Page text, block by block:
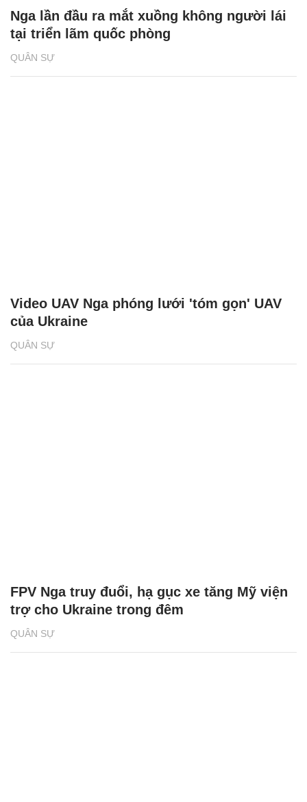
QUÂN SỰ
Nga lần đầu ra mắt xuồng không người lái
tại triển lãm quốc phòng
QUÂN SỰ
Video UAV Nga phóng lưới 'tóm gọn' UAV
của Ukraine
QUÂN SỰ
FPV Nga truy đuổi, hạ gục xe tăng Mỹ viện
trợ cho Ukraine trong đêm